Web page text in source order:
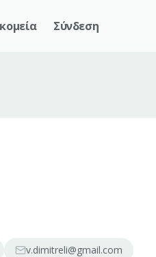
Σύνδεση
v.dimitreli@gmail.com